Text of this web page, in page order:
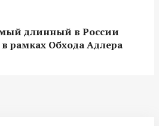
длинный в России
рамках Обхода Адлера